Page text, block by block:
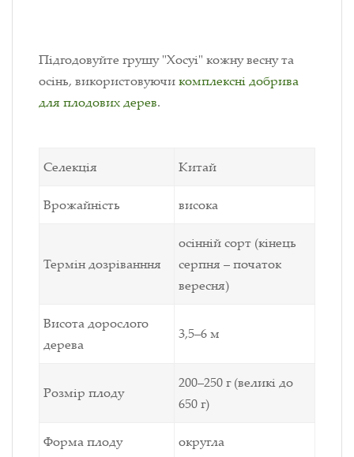
Підгодовуйте грушу "Хосуі" кожну весну та
осінь, використовуючикомплексні добрива
для плодових дерев.
Селекція Китай
Врожайність висока
Термін дозріванння
осінній сорт (кінець
серпня – початок
вересня)
Висота дорослого
дерева
3,5–6 м
Розмір плоду
200–250 г (великі до
650 г)
Форма плоду округла